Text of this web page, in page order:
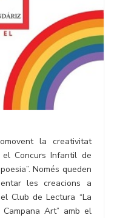
la creativitat
Concurs Infantil de
Només queden
les creacions a
Club de Lectura “La
Campana Art” amb el